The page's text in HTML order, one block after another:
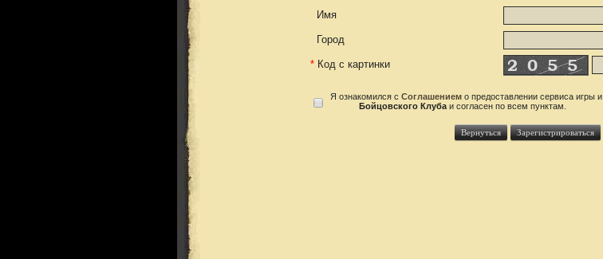
Имя
Город
* Код с картинки
Я ознакомился с Соглашением о предоставлении сервиса игры и
Бойцовского Клуба и согласен по всем пунктам.